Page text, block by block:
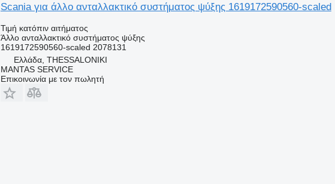
Scania για άλλο ανταλλακτικό συστήματος ψύξης 1619172590560-scaled
Τιμή κατόπιν αιτήματος
Άλλο ανταλλακτικό συστήματος ψύξης
1619172590560-scaled 2078131
Ελλάδα, THESSALONIKI
MANTAS SERVICE
Επικοινωνία με τον πωλητή